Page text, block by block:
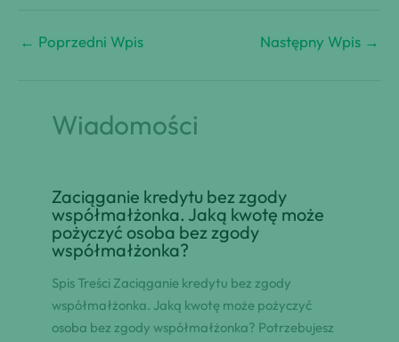
← Poprzedni Wpis Następny Wpis →
Wiadomości
Zaciąganie kredytu bez zgody
współmałżonka. Jaką kwotę może
pożyczyć osoba bez zgody
współmałżonka?
Spis Treści Zaciąganie kredytu bez zgody
współmałżonka. Jaką kwotę może pożyczyć
osoba bez zgody współmałżonka? Potrzebujesz